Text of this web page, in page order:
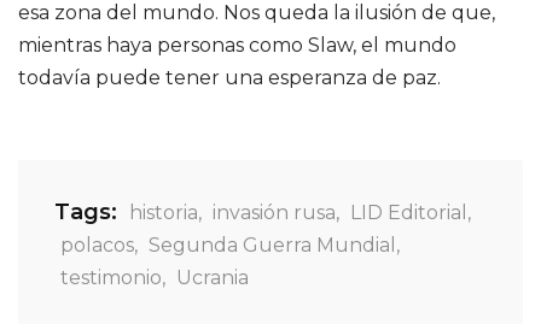
esa zona del mundo. Nos queda la ilusión de que,
mientras haya personas como Slaw, el mundo
todavía puede tener una esperanza de paz.
Tags: historia, invasión rusa, LID Editorial ,
polacos, Segunda Guerra Mundial ,
testimonio, Ucrania